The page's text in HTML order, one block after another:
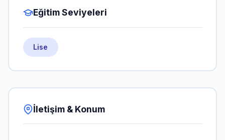
Eğitim Seviyeleri
Lise
İletişim & Konum